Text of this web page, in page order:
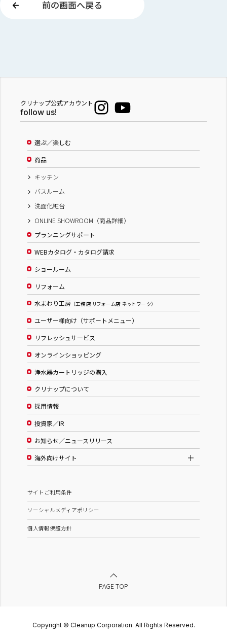
前の画面へ戻る
クリナップ公式アカウント
follow us!
選ぶ／楽しむ
商品
キッチン
バスルーム
洗面化粧台
ONLINE SHOWROOM（商品詳細）
プランニングサポート
WEBカタログ・カタログ請求
ショールーム
リフォーム
水まわり工房 （工務店 リフォーム店 ネットワーク）
ユーザー様向け（サポートメニュー）
リフレッシュサービス
オンラインショッピング
浄水器カートリッジの購入
クリナップについて
採用情報
投資家／IR
お知らせ／ニュースリリース
海外向けサイト
サイトご利用条件
ソーシャルメディアポリシー
個人情報保護方針
PAGE TOP
Copyright © Cleanup Corporation. All Rights Reserved.